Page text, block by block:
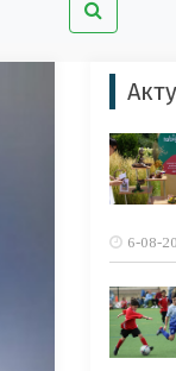
6-08-